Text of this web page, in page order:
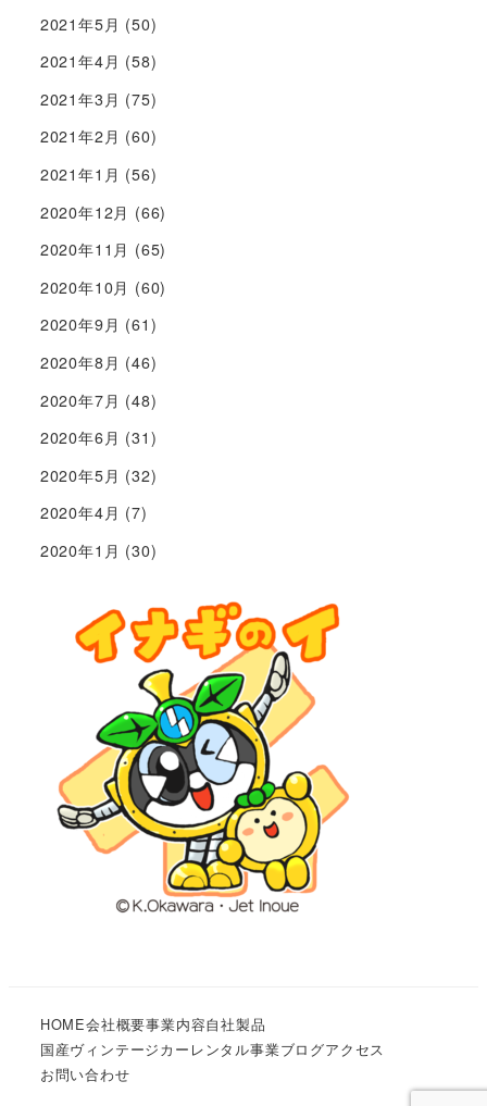
2021年5月 (50)
2021年4月 (58)
2021年3月 (75)
2021年2月 (60)
2021年1月 (56)
2020年12月 (66)
2020年11月 (65)
2020年10月 (60)
2020年9月 (61)
2020年8月 (46)
2020年7月 (48)
2020年6月 (31)
2020年5月 (32)
2020年4月 (7)
2020年1月 (30)
HOME会社概要事業内容自社製品
国産ヴィンテージカーレンタル事業ブログアクセス
お問い合わせ